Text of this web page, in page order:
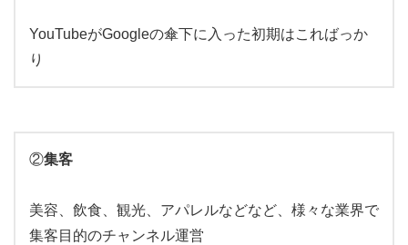
YouTubeがGoogleの傘下に入った初期はこればっか
り
②集客
美容、飲食、観光、アパレルなどなど、様々な業界で
集客目的のチャンネル運営